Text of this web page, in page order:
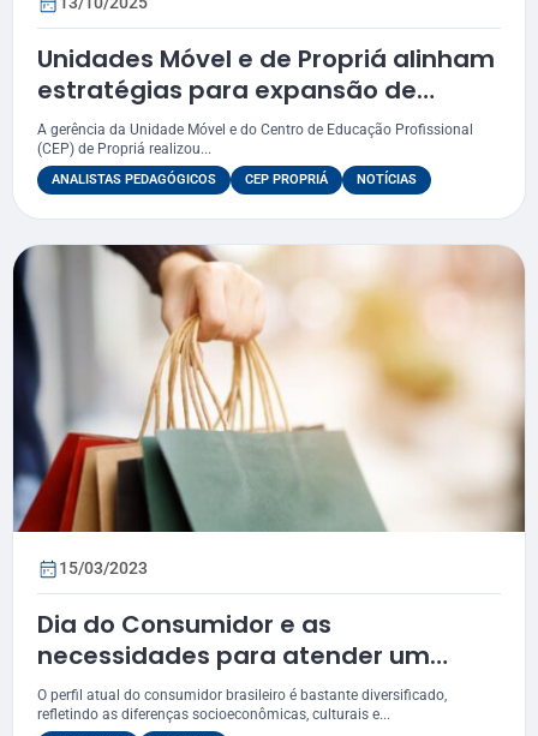
Unidades Móvel e de Propriá alinham
estratégias para expansão de
programas educacionais na região
A gerência da Unidade Móvel e do Centro de Educação Profissional
(CEP) de Propriá realizou...
ANALISTAS PEDAGÓGICOS CEP PROPRIÁ NOTÍCIAS
15/03/2023
Dia do Consumidor e as
necessidades para atender um
público cada vez mais exigente
O perfil atual do consumidor brasileiro é bastante diversificado,
refletindo as diferenças socioeconômicas, culturais e...